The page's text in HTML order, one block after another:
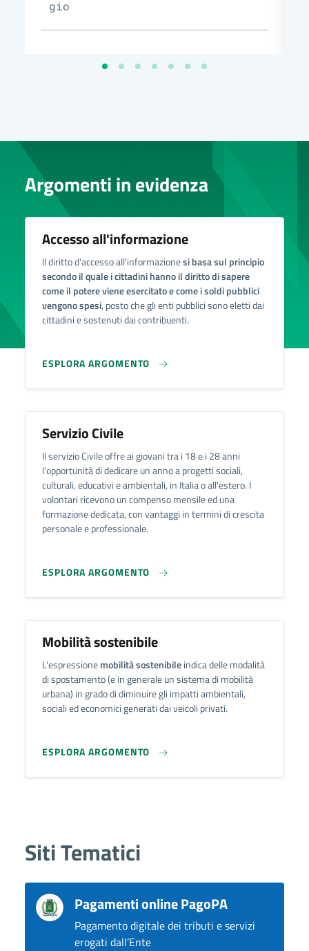
gio
Argomenti in evidenza
Accesso all'informazione
Il diritto d'accesso all'informazionesi basa sul principio
secondo il quale i cittadini hanno il diritto di sapere
come il potere viene esercitato e come i soldi pubblici
vengono spesi, posto che gli enti pubblici sono eletti dai
cittadini e sostenuti dai contribuenti.
ESPLORA ARGOMENTO
Servizio Civile
Il servizio Civile offre ai giovani tra i 18 e i 28 anni
l'opportunità di dedicare un anno a progetti sociali,
culturali, educativi e ambientali, in Italia o all'estero. I
volontari ricevono un compenso mensile ed una
formazione dedicata, con vantaggi in termini di crescita
personale e professionale.
ESPLORA ARGOMENTO
Mobilità sostenibile
L'espressionemobilità sostenibileindica delle modalità
di spostamento (e in generale un sistema di mobilità
urbana) in grado di diminuire gli impatti ambientali,
sociali ed economici generati dai veicoli privati.
ESPLORA ARGOMENTO
Siti Tematici
Pagamenti online PagoPA
Pagamento digitale dei tributi e servizi
erogati dall’Ente